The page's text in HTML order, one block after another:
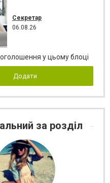
Секретар
06.08.26
оголошення у цьому блоці
Додати
за розділ